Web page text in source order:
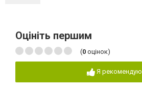
Оцініть першим
(0 оцінок)
Я рекомендую